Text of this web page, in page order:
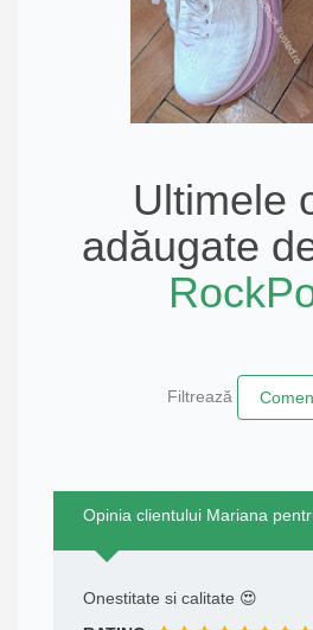
Ultimele
adăugate
Filtrează
Opinia clientului Mariana
Onestitate si calitate 😍